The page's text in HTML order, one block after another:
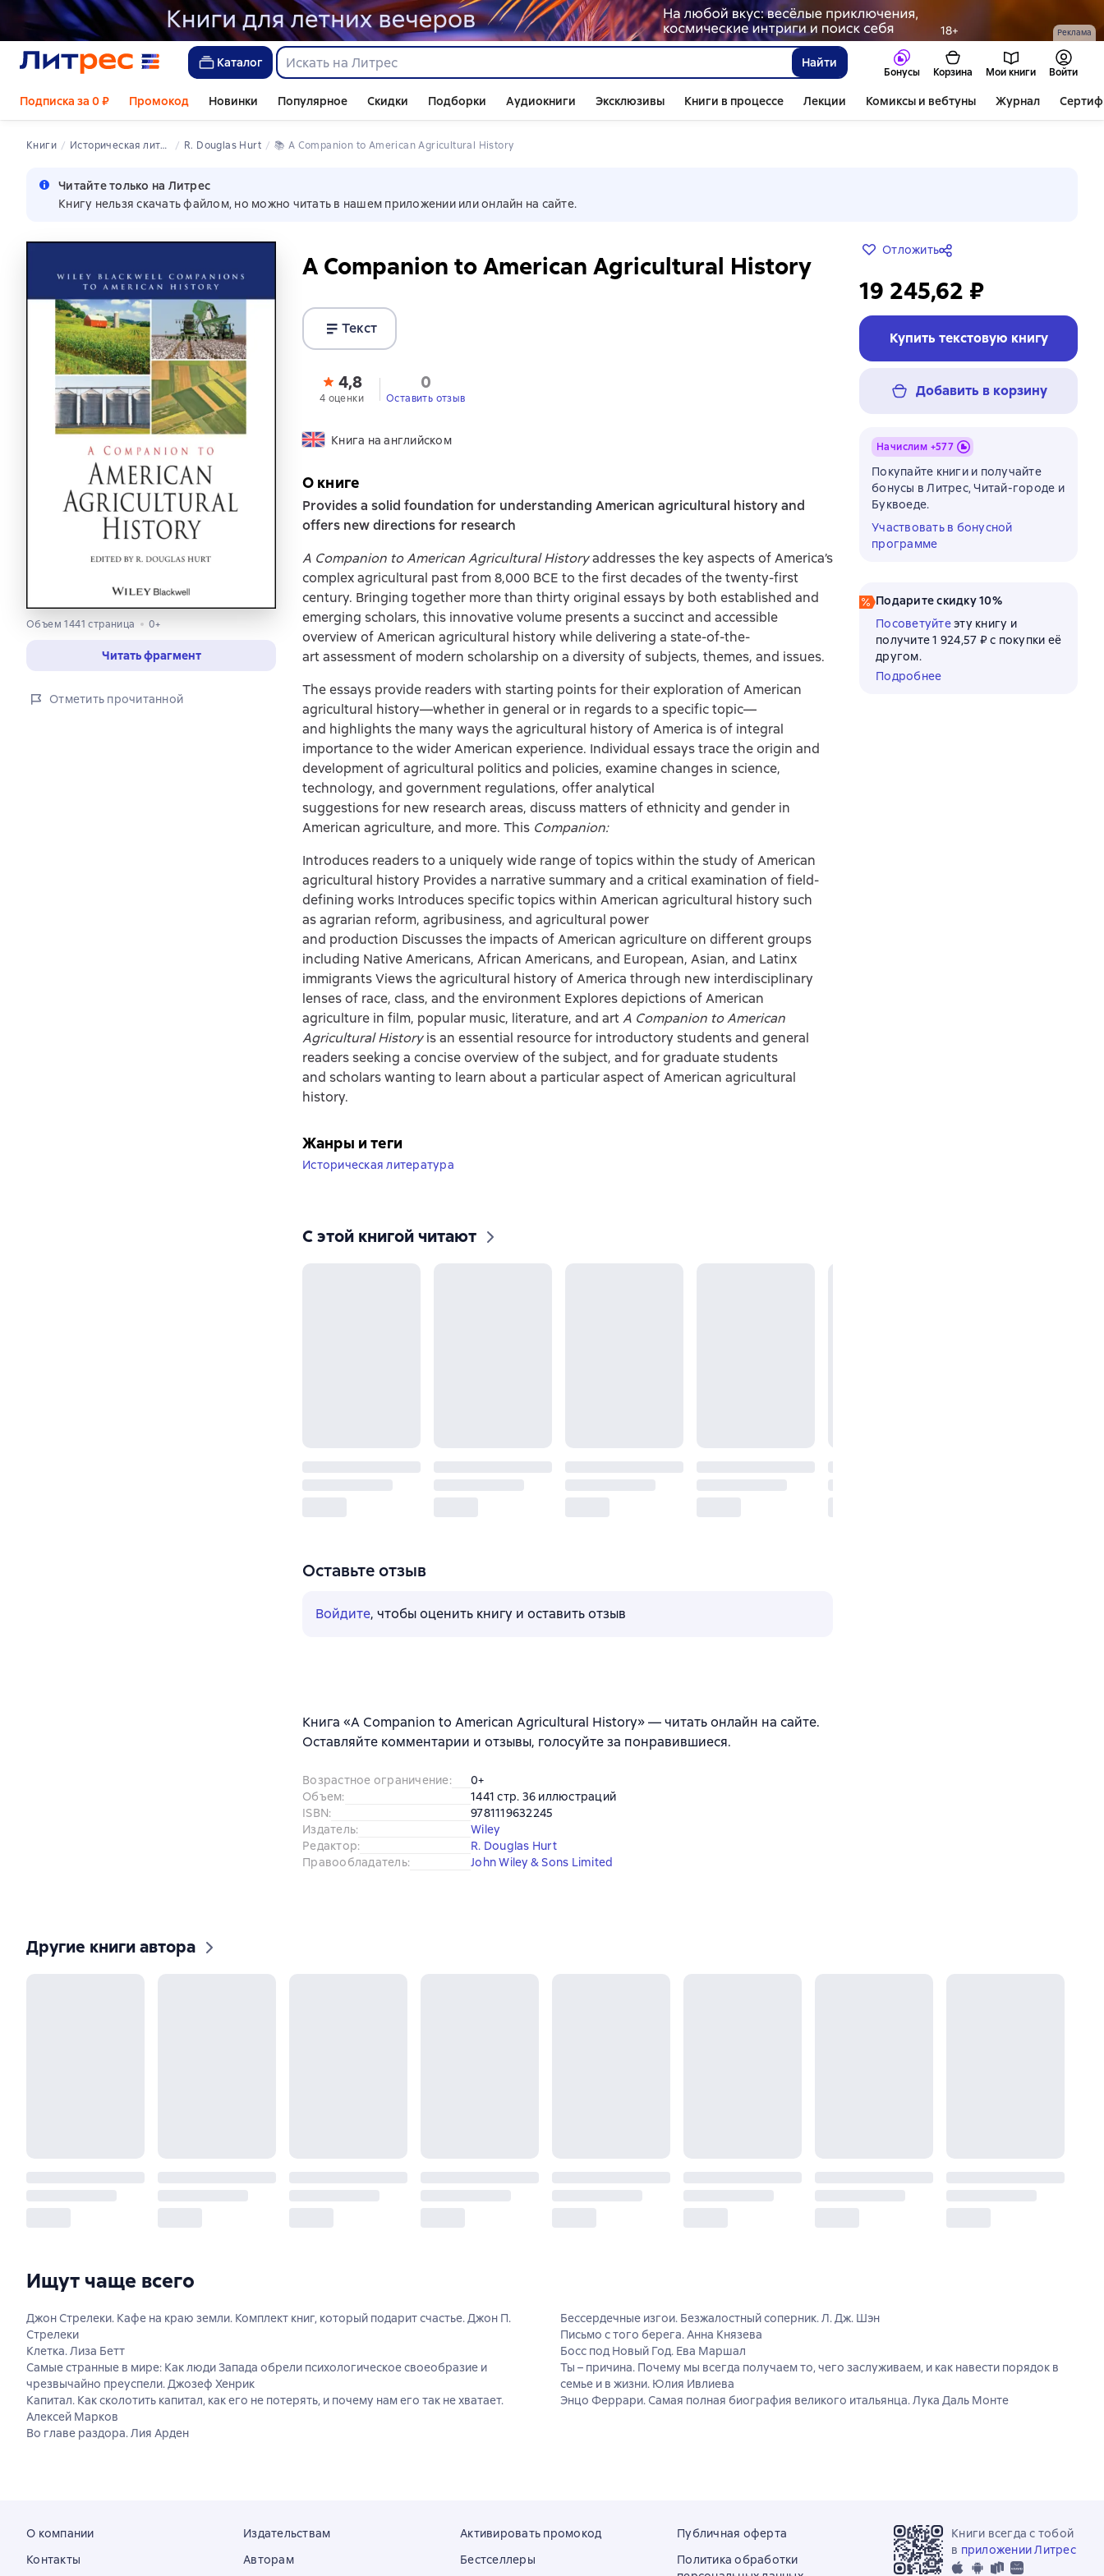
Реклама
Каталог Найти
Бонусы Корзина Мои книги Войти
Подписка за 0 ₽ Промокод Новинки Популярное Скидки Подборки Аудиокниги Эксклюзивы Книги в процессе Лекции Комиксы и вебтуны Журнал
Книги историческая литература R. Douglas Hurt 📚 A Companion to American Agricultural History
Читайте только на Литрес
Книгу нельзя скачать файлом, но можно читать в нашем приложении или онлайн на сайте.
Объем 1441 страница 0+
Читать фрагмент
Отметить прочитанной
A Companion to American Agricultural History
Текст
4,8
4 оценки
0
Оставить отзыв
Книга на английском
Отложить
19 245,62 ₽
Купить текстовую книгу
Добавить в корзину
Начислим +577
Покупайте книги и получайте
бонусы в Литрес, Читай-городе и
Буквоеде.
Участвовать в бонусной
программе
Подарите скидку 10%
Посоветуйтеэту книгу и
получите 1 924,57 ₽ с покупки её
другом.
Подробнее
О книге
Provides a solid foundation for understanding American agricultural history and
offers new directions for research
A Companion to American Agricultural Historyaddresses the key aspects of America’s
complex agricultural past from 8,000 BCE to the first decades of the twenty-first
century. Bringing together more than thirty original essays by both established and
emerging scholars, this innovative volume presents a succinct and accessible
overview of American agricultural history while delivering a state-of-the-
art assessment of modern scholarship on a diversity of subjects, themes, and issues.
The essays provide readers with starting points for their exploration of American
agricultural history—whether in general or in regards to a specific topic—
and highlights the many ways the agricultural history of America is of integral
importance to the wider American experience. Individual essays trace the origin and
development of agricultural politics and policies, examine changes in science,
technology, and government regulations, offer analytical
suggestions for new research areas, discuss matters of ethnicity and gender in
American agriculture, and more. This Companion:
Introduces readers to a uniquely wide range of topics within the study of American
agricultural history Provides a narrative summary and a critical examination of field-
defining works Introduces specific topics within American agricultural history such
as agrarian reform, agribusiness, and agricultural power
and production Discusses the impacts of American agriculture on different groups
including Native Americans, African Americans, and European, Asian, and Latinx
immigrants Views the agricultural history of America through new interdisciplinary
lenses of race, class, and the environment Explores depictions of American
agriculture in film, popular music, literature, and artA Companion to American
Agricultural Historyis an essential resource for introductory students and general
readers seeking a concise overview of the subject, and for graduate students
and scholars wanting to learn about a particular aspect of American agricultural
history.
Жанры и теги
Историческая литература
С этой книгой читают
Оставьте отзыв
Войдите, чтобы оценить книгу и оставить отзыв
Книга «A Companion to American Agricultural History» — читать онлайн на сайте.
Оставляйте комментарии и отзывы, голосуйте за понравившиеся.
Возрастное ограничение:
0+
Объем:
1441 стр. 36 иллюстраций
ISBN:
9781119632245
Издатель:
Wiley
Редактор:
R. Douglas Hurt
Правообладатель: John Wiley & Sons Limited
Другие книги автора
Ищут чаще всего
Джон Стрелеки. Кафе на краю земли. Комплект книг, который подарит счастье. Джон П.
Стрелеки
Клетка. Лиза Бетт
Самые странные в мире: Как люди Запада обрели психологическое своеобразие и
чрезвычайно преуспели. Джозеф Хенрик
Капитал. Как сколотить капитал, как его не потерять, и почему нам его так не хватает.
Алексей Марков
Во главе раздора. Лия Арден
Бессердечные изгои. Безжалостный соперник. Л. Дж. Шэн
Письмо с того берега. Анна Князева
Босс под Новый Год. Ева Маршал
Ты – причина. Почему мы всегда получаем то, чего заслуживаем, и как навести порядок в
семье и в жизни. Юлия Ивлиева
Энцо Феррари. Самая полная биография великого итальянца. Лука Даль Монте
О компании
Контакты
Издательствам
Авторам
Активировать промокод
Бестселлеры
Публичная оферта
Политика обработки
Книги всегда с тобой
в приложении Литрес